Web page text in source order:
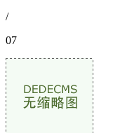
/
07